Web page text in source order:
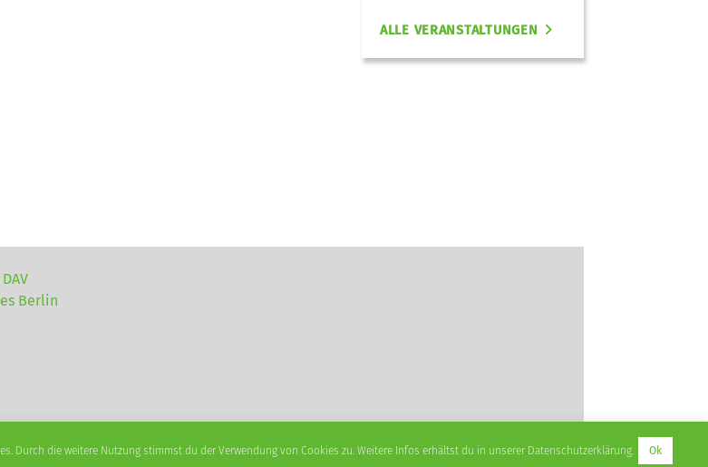
ALLE VERANSTALTUNGEN
Durch die weitere Nutzung stimmst du der Verwendung von Cookies zu. Weitere Infos erhältst du in unserer Datenschutzerklärung. Ok